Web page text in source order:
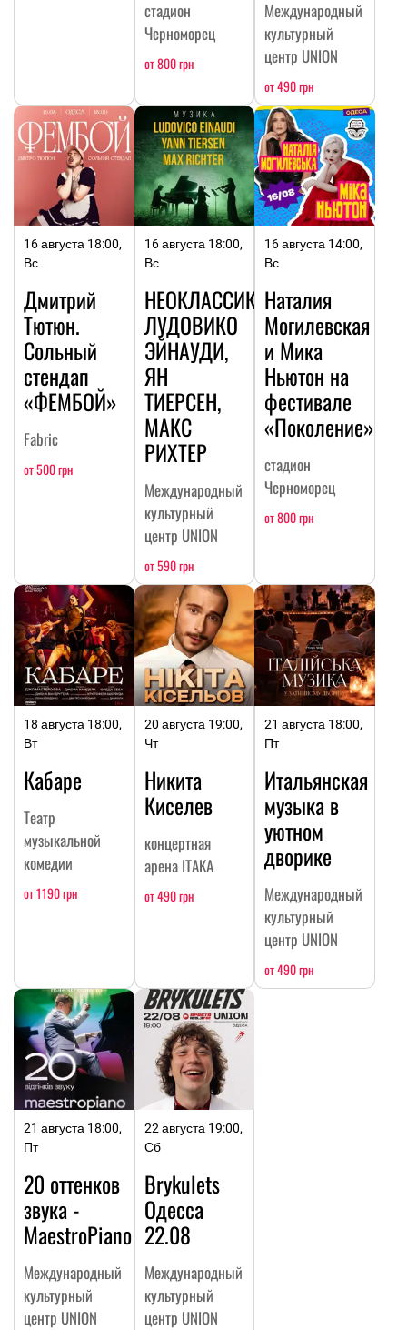
стадион
Черноморец
от 800 грн
Международный
культурный
центр UNION
от 490 грн
16 августа 18:00,
Вс
Дмитрий
Тютюн.
Сольный
стендап
«ФЕМБОЙ»
Fabric
от 500 грн
16 августа 18:00,
Вс
НЕОКЛАССИКА:
ЛУДОВИКО
ЭЙНАУДИ,
ЯН
ТИЕРСЕН,
МАКС
РИХТЕР
Международный
культурный
центр UNION
от 590 грн
16 августа 14:00,
Вс
Наталия
Могилевская
и Мика
Ньютон на
фестивале
«Поколение»
стадион
Черноморец
от 800 грн
18 августа 18:00,
Вт
Кабаре
Театр
музыкальной
комедии
от 1190 грн
20 августа 19:00,
Чт
Никита
Киселев
концертная
арена ITAKA
от 490 грн
21 августа 18:00,
Пт
Итальянская
музыка в
уютном
дворике
Международный
культурный
центр UNION
от 490 грн
21 августа 18:00,
Пт
20 оттенков
звука -
MaestroPiano
Международный
культурный
центр UNION
22 августа 19:00,
Сб
Brykulets
Одесса
22.08
Международный
культурный
центр UNION